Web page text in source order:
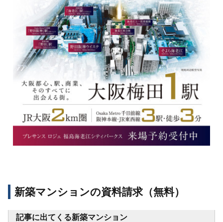
新築マンションの資料請求（無料）
記事に出てくる新築マンション